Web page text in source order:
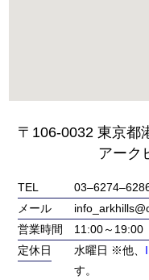
〒106-0032 東京都
アークヒル
TEL
メール
営業時間
11:00～19:00
定休日
水曜日 ※他、
す。